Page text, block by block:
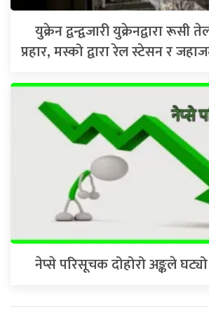
युक्रेन द्वन्द्वजारी युक्रेनद्वारा रूसी
प्रहार, मस्को द्वारा रेल स्टेसन र
नेप्से परिसूचक दोहोरो अङ्कले घट्यो